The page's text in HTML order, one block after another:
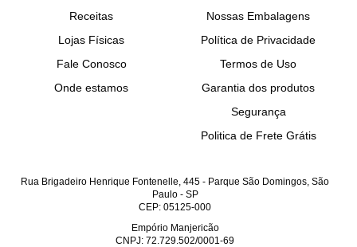
Receitas
Lojas Físicas
Fale Conosco
Onde estamos
Nossas Embalagens
Política de Privacidade
Termos de Uso
Garantia dos produtos
Segurança
Politica de Frete Grátis
Rua Brigadeiro Henrique Fontenelle, 445 - Parque São Domingos, São
Paulo- SP
CEP: 05125-000
Empório Manjericão
CNPJ: 72.729.502/0001-69